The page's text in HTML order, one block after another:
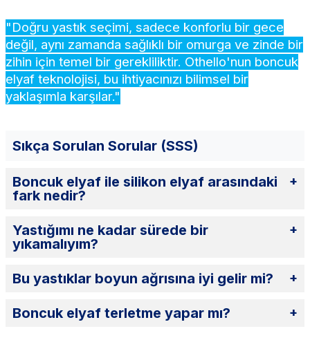
"Doğru yastık seçimi, sadece konforlu bir gece
değil, aynı zamanda sağlıklı bir omurga ve zinde bir
zihin için temel bir gerekliliktir. Othello'nun boncuk
elyaf teknolojisi, bu ihtiyacınızı bilimsel bir
yaklaşımla karşılar."
Sıkça Sorulan Sorular (SSS)
Boncuk elyaf ile silikon elyaf arasındaki
fark nedir?
formudur. Standart silikon elyafa göre daha uzun
ömürlüdür ve çökme yapma olasılığı çok daha düşüktür.
Yastığımı ne kadar sürede bir
yıkamalıyım?
kullanmıyorsanız 3-4 ayda bir, kaliteli bir alez ile
Bu yastıklar boyun ağrısına iyi gelir mi?
konusunda oldukça başarılıdır. Ancak kronik bir
Boncuk elyaf terletme yapar mı?